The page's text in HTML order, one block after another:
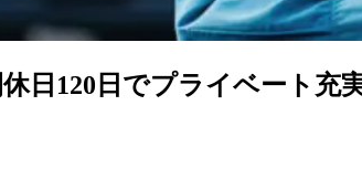
日120日でプライベート充